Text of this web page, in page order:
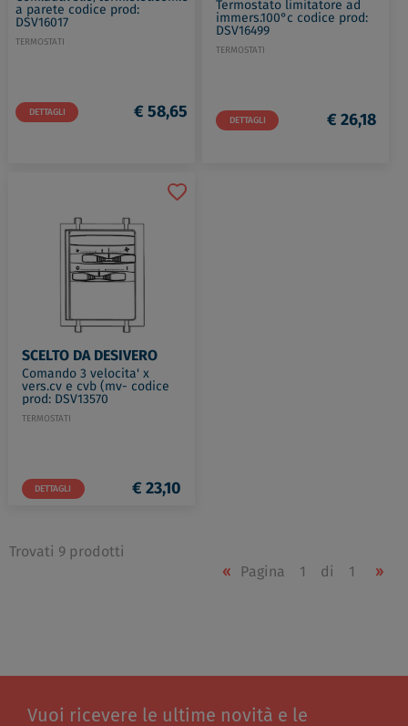
a parete codice prod:
DSV16017
TERMOSTATI
DETTAGLI € 58,65
Termostato limitatore ad
immers.100°c codice prod:
DSV16499
TERMOSTATI
DETTAGLI € 26,18
SCELTO DA DESIVERO
Comando 3 velocita' x
vers.cv e cvb (mv- codice
prod: DSV13570
TERMOSTATI
DETTAGLI € 23,10
Trovati 9 prodotti
« Pagina 1 di 1 »
Vuoi ricevere le ultime novità e le